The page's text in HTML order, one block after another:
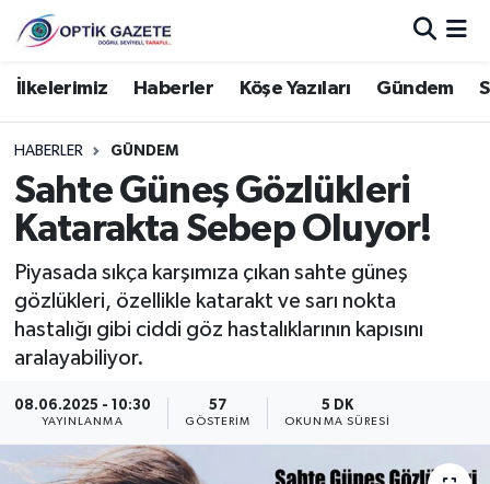
İlkelerimiz Haberler Köşe Yazıları Gündem
HABERLER GÜNDEM
Sahte Güneş Gözlükleri
Katarakta Sebep Oluyor!
Piyasada sıkça karşımıza çıkan sahte güneş
gözlükleri, özellikle katarakt ve sarı nokta
hastalığı gibi ciddi göz hastalıklarının kapısını
aralayabiliyor.
08.06.2025 - 10:30
YAYINLANMA
57
GÖSTERIM
5 DK
OKUNMA SÜRESI
Nöbetçi Eczaneler
Hava Durumu
İstanbul Namaz Vakitleri
Süper Lig Puan Durumu ve Fikstür
Tüm Manşetler
Son Dakika Haberleri
Haber Arşivi